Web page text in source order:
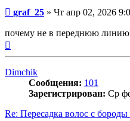
Сообщение
graf_25 » Чт апр 02, 2026
почему не в переднюю линию?
Dimchik
Сообщения: 101
Зарегистрирован: Ср
Re: Пересадка волос с